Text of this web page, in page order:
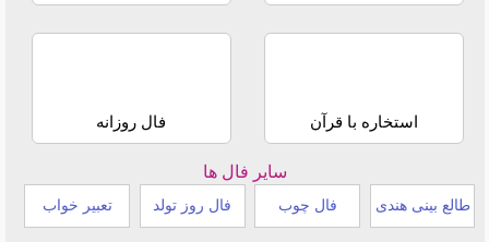
استخاره با قرآن فال روزانه
سایر فال ها
طالع بینی هندی فال چوب فال روز تولد تعبیر خواب